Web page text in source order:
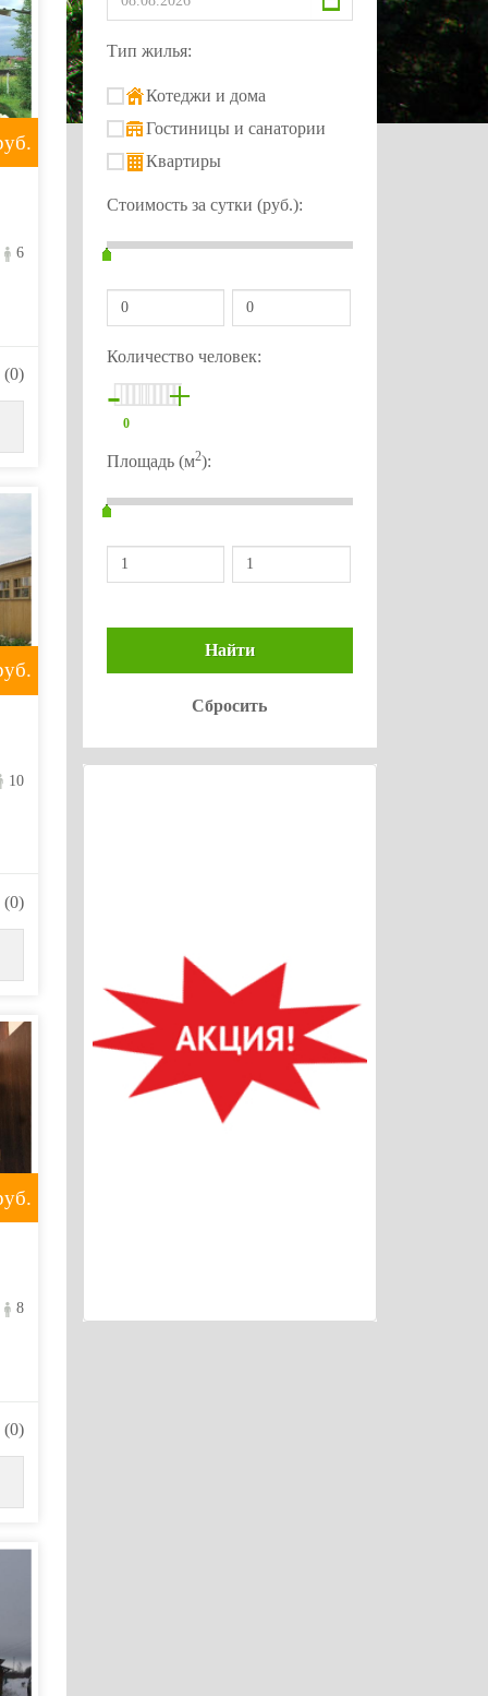
6
10
8
Тип жилья:
Котеджи и дома
Гостиницы и санатории
Квартиры
Стоимость за сутки (руб.):
Количество человек:
-
0
+
Площадь (м2):